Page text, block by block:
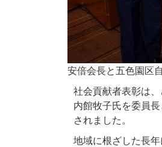
安倍会長と五色園区
社会貢献者表彰は
内館牧子氏を委員
されました。
地域に根ざした長